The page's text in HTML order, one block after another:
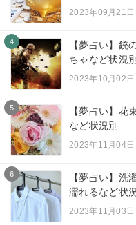
2023年09月21日
4
【夢占い】銃
ちゃなど状況別
2023年10月02日
5
【夢占い】花
など状況別
2023年11月04日
6
【夢占い】洗
濡れるなど状
2023年11月03日